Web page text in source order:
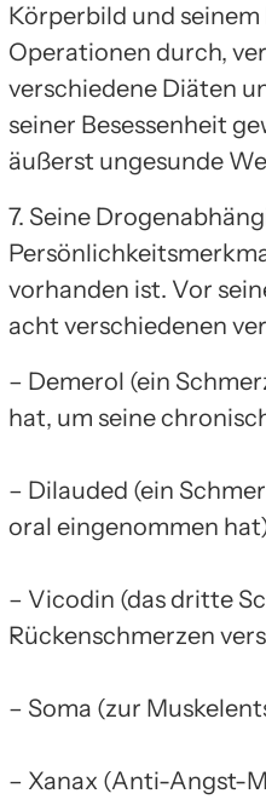
Körperbild und
Operationen durch,
verschiedene Diäten
seiner Besessenheit
äußerst ungesunde
7. Seine
vorhanden ist. Vor
acht verschiedenen
– Demerol (ein
hat, um seine
– Dilauded (ein
oral eingenommen
– Vicodin (das dritte
Rückenschmerzen
– Soma (zur
– Xanax (Anti-Angst-